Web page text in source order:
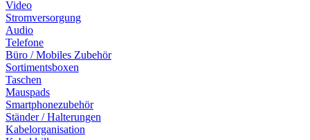
Video
Stromversorgung
Audio
Telefone
Büro / Mobiles Zubehör
Sortimentsboxen
Taschen
Mauspads
Smartphonezubehör
Ständer / Halterungen
Kabelorganisation